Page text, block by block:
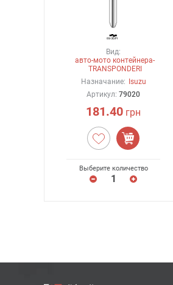
Вид:
авто-мото контейнера-
TRANSPONDERI
Назначание:
Isuzu
Артикул: 79020
181.40 грн
Выберите количество